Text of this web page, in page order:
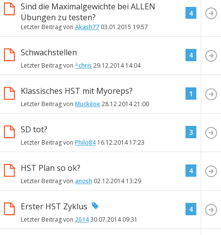
Sind die Maximalgewichte bei ALLEN
Übungen zu testen?
Letzter Beitrag von Akash77 03.01.2015 19:57
4
Schwachstellen
Letzter Beitrag von ^chris 29.12.201414:04
4
Klassisches HST mit Myoreps?
Letzter Beitrag von MuckiJoe28.12.201421:00
1
SD tot?
Letzter Beitrag von Philo84 16.12.201417:23
3
HST Plan so ok?
Letzter Beitrag von anosh 02.12.201413:29
4
Erster HST Zyklus
Letzter Beitrag von 201430.07.201409:31
4